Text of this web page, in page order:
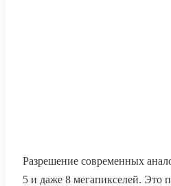
Разрешение современных
5 и даже 8 мегапикселей. Это